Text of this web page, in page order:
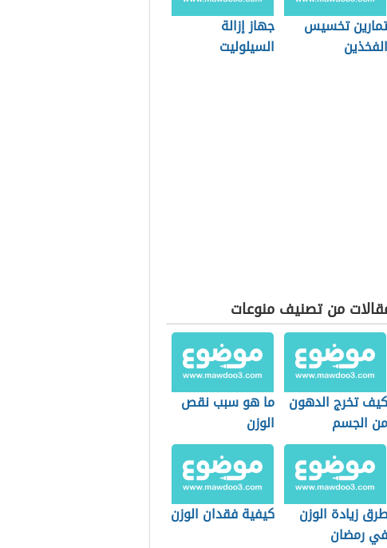
تمارين تخسيس
الفخذين
جهاز إزالة
السيلوليت
من تصنيف منوعات
كيف تخرج الدهون
من الجسم
ما هو سبب نقص
الوزن
طرق زيادة الوزن
في رمضان
كيفية فقدان الوزن